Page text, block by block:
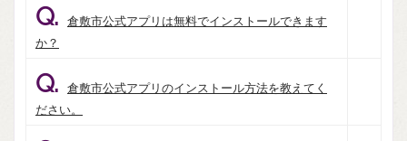
Q. 倉敷市公式アプリは無料でインストールできます
か？
Q. 倉敷市公式アプリのインストール方法を教えてく
ださい。